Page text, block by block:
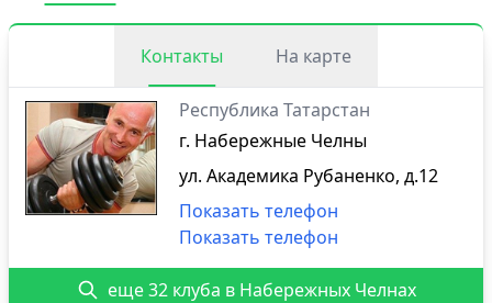
Контакты На карте
Республика Татарстан
г. Набережные Челны
ул. Академика Рубаненко, д.12
Показать телефон
Показать телефон
еще 32 клуба в Набережных Челнах